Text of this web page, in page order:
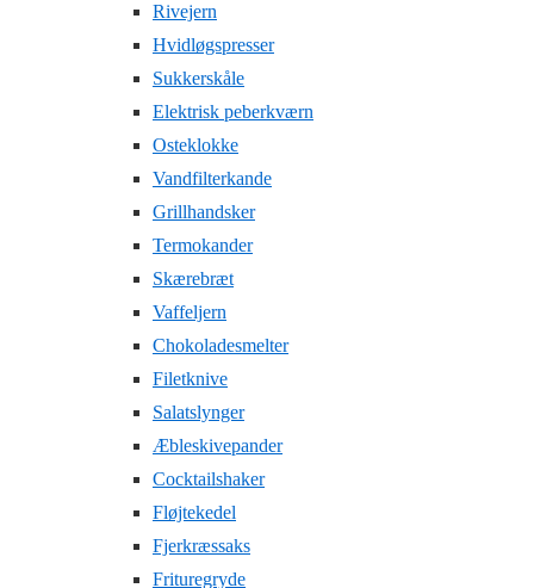
Rivejern
Hvidløgspresser
Sukkerskåle
Elektrisk peberkværn
Osteklokke
Vandfilterkande
Grillhandsker
Termokander
Skærebræt
Vaffeljern
Chokoladesmelter
Filetknive
Salatslynger
Æbleskivepander
Cocktailshaker
Fløjtekedel
Fjerkræssaks
Frituregryde